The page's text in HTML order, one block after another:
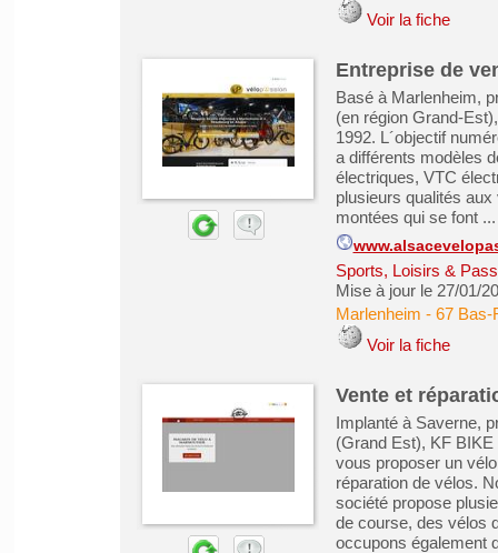
Voir la fiche
Entreprise de
Basé à Marlenheim,
(en région Grand-
1992. L´objectif
a différents modèles
électriques, VTC
plusieurs qualités
montées qui se font ...
Sports, Loisirs &
Mise à jour le 27/01/
Marlenheim - 67 Bas-
Voir la fiche
Vente et
Implanté à Saverne,
(Grand Est), KF
vous proposer un
réparation de vélos.
société propose
de course, des vélos
occupons également